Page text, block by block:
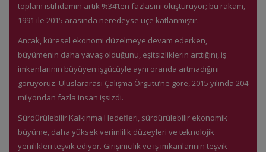
toplam istihdamın artık %34’ten fazlasını oluşturuyor; bu rakam,
1991 ile 2015 arasında neredeyse üçe katlanmıştır.
Ancak, küresel ekonomi düzelmeye devam ederken,
büyümenin daha yavaş olduğunu, eşitsizliklerin arttığını, iş
imkanlarının büyüyen işgücüyle aynı oranda artmadığını
görüyoruz. Uluslararası Çalışma Örgütü’ne göre, 2015 yılında 204
milyondan fazla insan işsizdi.
Sürdürülebilir Kalkınma Hedefleri, sürdürülebilir ekonomik
büyüme, daha yüksek verimlilik düzeyleri ve teknolojik
yenilikleri teşvik ediyor. Girişimcilik ve iş imkanlarının teşvik